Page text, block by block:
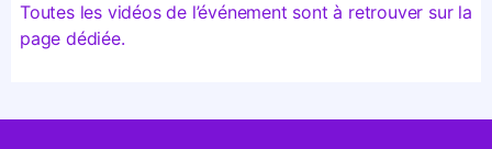
Toutes les vidéos de l’événement sont à retrouver sur la
page dédiée.